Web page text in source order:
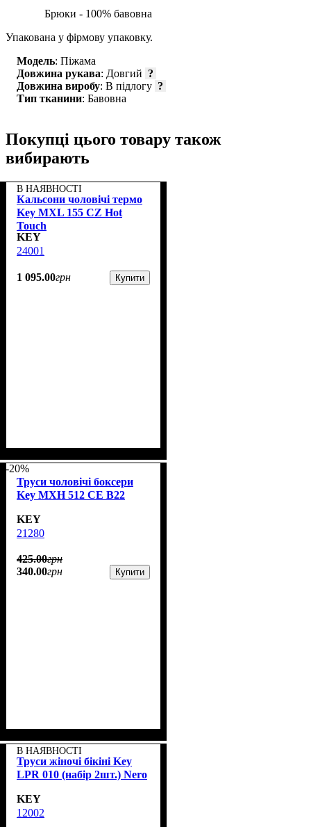
Брюки - 100% бавовна
Упакована у фірмову упаковку.
Модель: Піжама
Довжина рукава: Довгий ?
Довжина виробу: В підлогу ?
Тип тканини: Бавовна
Покупці цього товару також
вибирають
В НАЯВНОСТІ
Кальсони чоловічі термо
Key MXL 155 CZ Hot
Touch
KEY
24001
1 095.00грн Купити
-20%
Труси чоловічі боксери
Key MXH 512 CE B22
KEY
21280
425.00грн
340.00грн Купити
В НАЯВНОСТІ
Труси жіночі бікіні Key
LPR 010 (набір 2шт.) Nero
KEY
12002